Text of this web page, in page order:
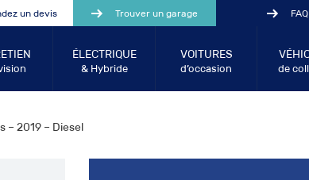
un devis Trouver un garage FAQ
ÉLECTRIQUE
& Hybride
VOITURES
d’occasion de
– 2019 – Diesel